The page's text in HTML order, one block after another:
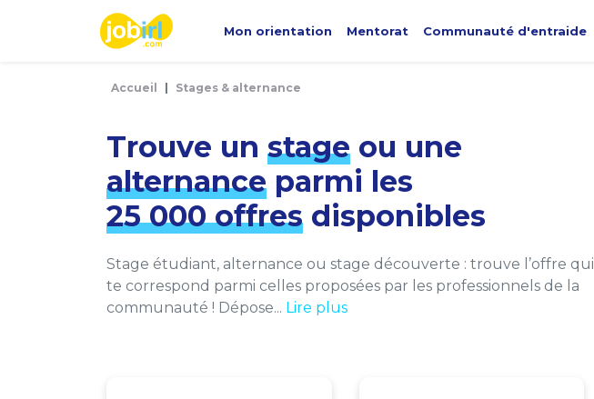
Mon orientation Mentorat Communauté d'entraide
Accueil Stages & alternance
Trouve un stage ou une
alternance parmi les
25 000 offres disponibles
Stage étudiant, alternance ou stage découverte : trouve l’offre qui
te correspond parmi celles proposées par les professionnels de la
communauté ! Dépose... Lire plus
Panneau de gestion des cookies